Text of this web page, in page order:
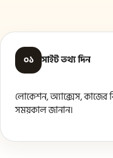
০১ সাইট তথ্য দিন
লোকেশন, অ্যাক্সেস, কাজের
সময়কাল জানান।